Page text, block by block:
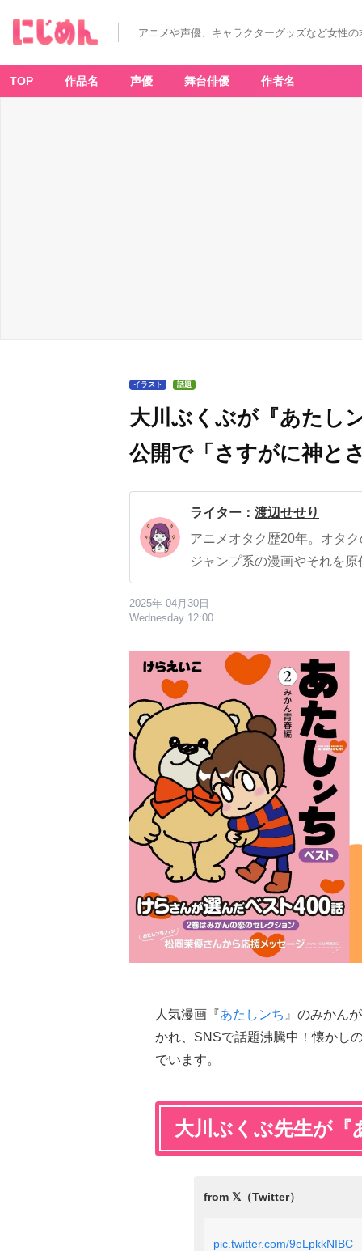
アニメや声優、キャラクターグッズなど女性
TOP 作品名 声優 舞台俳優 作者名
イラスト 話題
大川ぶくぶが『あたし
公開で「さすがに神と
ライター： 渡辺せせり
アニメオタク歴20年。オタ
ジャンプ系の漫画やそれを
2025年 04月30日
Wednesday 12:00
人気漫画『あたしンち 』のみかん
かれ、SNSで話題沸騰中！懐かし
でいます。
大川ぶくぶ先生が
pic.twitter.com/9eLpkkNIBC